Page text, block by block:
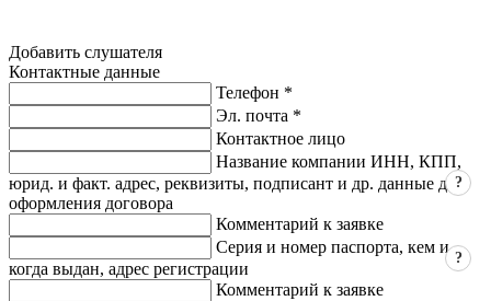
Добавить слушателя
Контактные данные
Телефон *
Эл. почта *
Контактное лицо
Название компании ИНН, КПП,
юрид. и факт. адрес, реквизиты, подписант и др. данные для
оформления договора
?
Комментарий к заявке
Серия и номер паспорта, кем и
когда выдан, адрес регистрации
?
Комментарий к заявке